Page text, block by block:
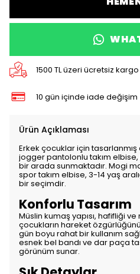
1500 TL üzeri ücretsiz kargo
10 gün içinde iade değişim
Ürün Açıklaması
Erkek çocuklar için
jogger pantolonlu takım elbise,
bir arada sunmaktadır. Mogi
spor takım elbise, 3-14 yaş
bir seçimdir.
Konforlu Tasarım
Müslin kumaş yapısı, hafifliği
çocukların hareket
gün boyu rahat bir kullanım
esnek bel bandı ve dar paça
görünüm sunar.